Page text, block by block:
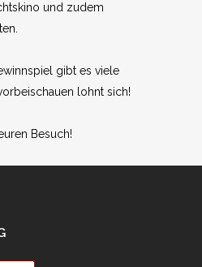
und zudem
gibt es viele
lohnt sich!
Besuch!